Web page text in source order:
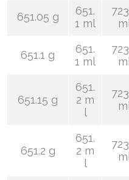
651.05 g
651.
1 ml
651.1 g
651.
1 ml
651.15 g
651.
2 m
l
651.2 g
651.
2 m
l